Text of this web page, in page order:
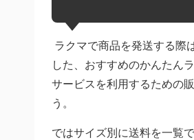
ラクマで商品を発送する際
した、おすすめのかんたん
サービスを利用するための
う。
ではサイズ別に送料を一覧